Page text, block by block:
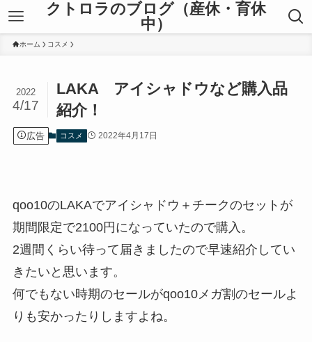
クトロラのブログ（産休・育休
中）
ホーム コスメ
LAKA アイシャドウなど購入品
紹介！
2022
4/17
広告 コスメ 2022年4月17日
qoo10のLAKAでアイシャドウ＋チークのセットが
期間限定で2100円になっていたので購入。
2週間くらい待って届きましたので早速紹介してい
きたいと思います。
何でもない時期のセールがqoo10メガ割のセールよ
りも安かったりしますよね。